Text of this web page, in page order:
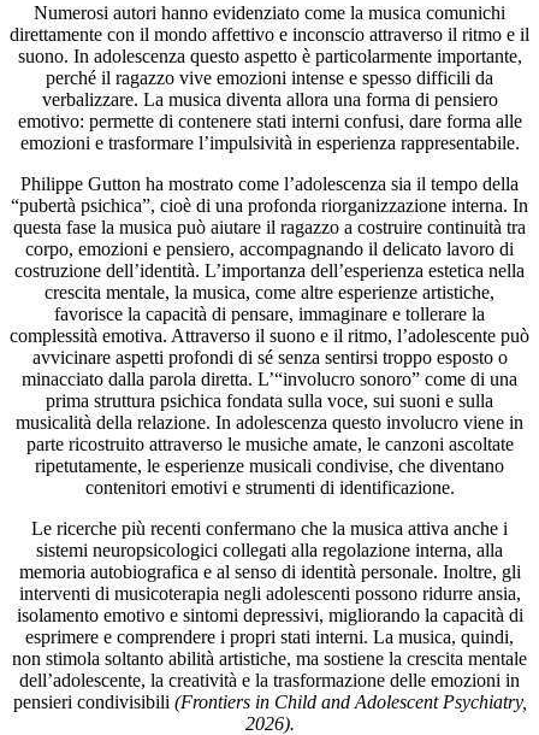
Numerosi autori hanno evidenziato come la musica comunichi
direttamente con il mondo affettivo e inconscio attraverso il ritmo e il
suono. In adolescenza questo aspetto è particolarmente importante,
perché il ragazzo vive emozioni intense e spesso difficili da
verbalizzare. La musica diventa allora una forma di pensiero
emotivo: permette di contenere stati interni confusi, dare forma alle
emozioni e trasformare l’impulsività in esperienza rappresentabile.
Philippe Gutton ha mostrato come l’adolescenza sia il tempo della
“pubertà psichica”, cioè di una profonda riorganizzazione interna. In
questa fase la musica può aiutare il ragazzo a costruire continuità tra
corpo, emozioni e pensiero, accompagnando il delicato lavoro di
costruzione dell’identità. L’importanza dell’esperienza estetica nella
crescita mentale, la musica, come altre esperienze artistiche,
favorisce la capacità di pensare, immaginare e tollerare la
complessità emotiva. Attraverso il suono e il ritmo, l’adolescente può
avvicinare aspetti profondi di sé senza sentirsi troppo esposto o
minacciato dalla parola diretta. L’“involucro sonoro” come di una
prima struttura psichica fondata sulla voce, sui suoni e sulla
musicalità della relazione. In adolescenza questo involucro viene in
parte ricostruito attraverso le musiche amate, le canzoni ascoltate
ripetutamente, le esperienze musicali condivise, che diventano
contenitori emotivi e strumenti di identificazione.
Le ricerche più recenti confermano che la musica attiva anche i
sistemi neuropsicologici collegati alla regolazione interna, alla
memoria autobiografica e al senso di identità personale. Inoltre, gli
interventi di musicoterapia negli adolescenti possono ridurre ansia,
isolamento emotivo e sintomi depressivi, migliorando la capacità di
esprimere e comprendere i propri stati interni. La musica, quindi,
non stimola soltanto abilità artistiche, ma sostiene la crescita mentale
dell’adolescente, la creatività e la trasformazione delle emozioni in
pensieri condivisibili (Frontiers in Child and Adolescent Psychiatry,
2026).